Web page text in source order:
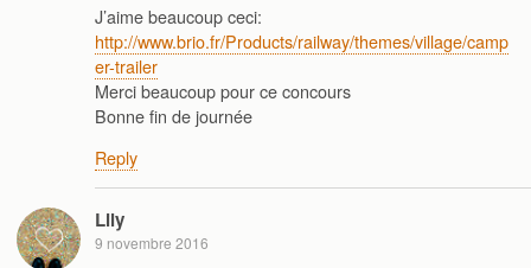
J’aime beaucoup ceci:
http://www.brio.fr/Products/railway/themes/village/camp
er-trailer
Merci beaucoup pour ce concours
Bonne fin de journée
Reply
Lily
9 novembre 2016